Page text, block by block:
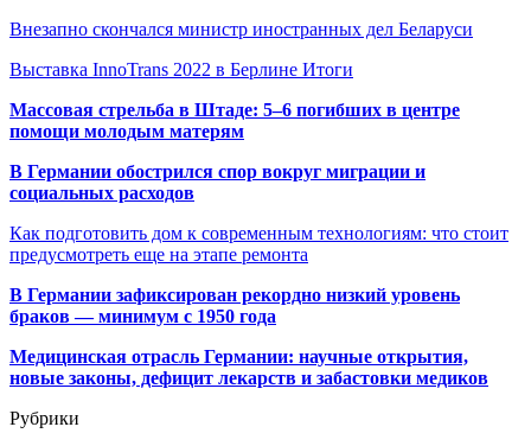
Внезапно скончался министр иностранных дел Беларуси
Выставка InnoTrans 2022 в Берлине Итоги
Массовая стрельба в Штаде: 5–6 погибших в центре
помощи молодым матерям
В Германии обострился спор вокруг миграции и
социальных расходов
Как подготовить дом к современным технологиям: что стоит
предусмотреть еще на этапе ремонта
В Германии зафиксирован рекордно низкий уровень
браков — минимум с 1950 года
Медицинская отрасль Германии: научные открытия,
новые законы, дефицит лекарств и забастовки медиков
Рубрики